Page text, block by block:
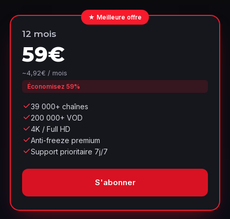
★ Meilleure offre
12 mois
59€
~4,92€ / mois
Économisez 59%
39 000+ chaînes
200 000+ VOD
4K / Full HD
Anti-freeze premium
Support prioritaire 7j/7
S'abonner